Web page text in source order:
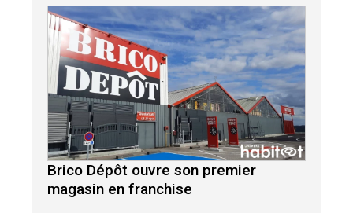
Brico Dépôt ouvre son premier
magasin en franchise